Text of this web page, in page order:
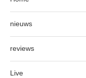
nieuws
reviews
Live